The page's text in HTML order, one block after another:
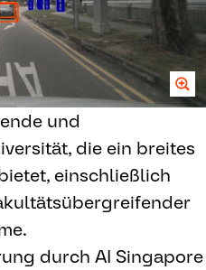
und
die ein breites
einschließlich
durch AI Singapore